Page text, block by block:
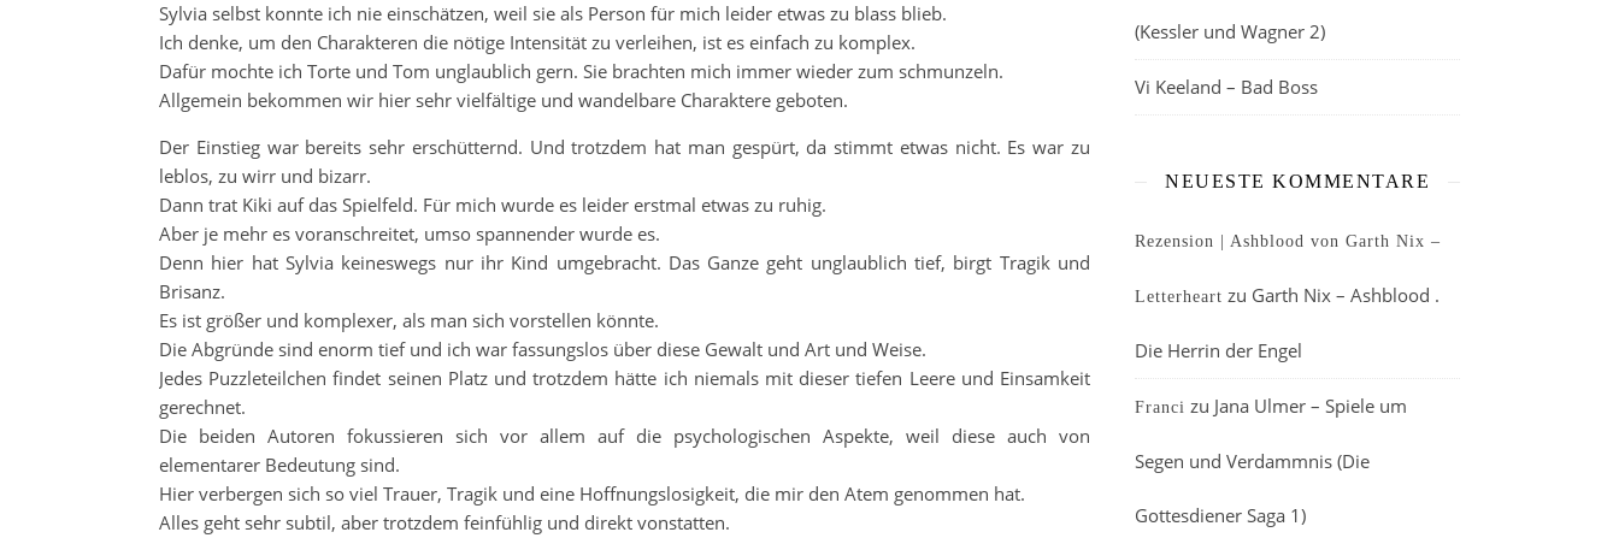
Sylvia selbst konnte ich nie einschätzen, weil sie als Person für mich leider etwas zu blass blieb.
Ich denke, um den Charakteren die nötige Intensität zu verleihen, ist es einfach zu komplex.
Dafür mochte ich Torte und Tom unglaublich gern. Sie brachten mich immer wieder zum schmunzeln.
Allgemein bekommen wir hier sehr vielfältige und wandelbare Charaktere geboten.
Der Einstieg war bereits sehr erschütternd. Und trotzdem hat man gespürt, da stimmt etwas nicht. Es war zu
leblos, zu wirr und bizarr.
Dann trat Kiki auf das Spielfeld. Für mich wurde es leider erstmal etwas zu ruhig.
Aber je mehr es voranschreitet, umso spannender wurde es.
Denn hier hat Sylvia keineswegs nur ihr Kind umgebracht. Das Ganze geht unglaublich tief, birgt Tragik und
Brisanz.
Es ist größer und komplexer, als man sich vorstellen könnte.
Die Abgründe sind enorm tief und ich war fassungslos über diese Gewalt und Art und Weise.
Jedes Puzzleteilchen findet seinen Platz und trotzdem hätte ich niemals mit dieser tiefen Leere und Einsamkeit
gerechnet.
Die beiden Autoren fokussieren sich vor allem auf die psychologischen Aspekte, weil diese auch von
elementarer Bedeutung sind.
Hier verbergen sich so viel Trauer, Tragik und eine Hoffnungslosigkeit, die mir den Atem genommen hat.
Alles geht sehr subtil, aber trotzdem feinfühlig und direkt vonstatten.
(Kessler und Wagner 2)
Vi Keeland – Bad Boss
NEUESTE KOMMENTARE
Rezension | Ashblood von Garth Nix –
Letterheart zu Garth Nix – Ashblood .
Die Herrin der Engel
Franci zu Jana Ulmer – Spiele um
Segen und Verdammnis (Die
Gottesdiener Saga 1)